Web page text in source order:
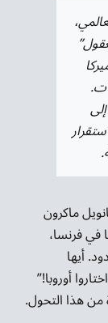
ماكرون
في فرنسا،
أيها
أوروبا!”
هذا التحول.